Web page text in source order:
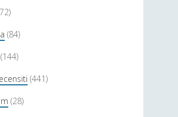
(84)
(144)
(441)
(28)